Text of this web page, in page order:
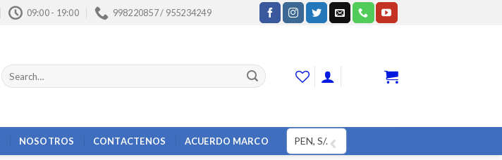
09:00 - 19:00 998220857 / 955234249
NOSOTROS CONTACTENOS ACUERDO MARCO PEN, S/.